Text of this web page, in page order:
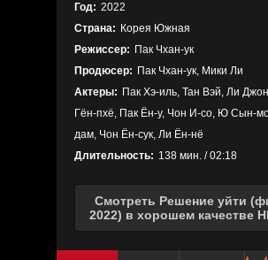
Год: 2022
Страна: Корея Южная
Режиссер: Пак Чхан-ук
Продюсер: Пак Чхан-ук, Мики Ли
Актеры: Пак Хэ-иль, Тан Вэй, Ли
Гён-пхё, Пак Ён-у, Чон И-со, Ю Сын-
дам, Чон Ён-сук, Ли Ён-нё
Длительность: 138 мин. / 02:18
Смотреть Решение уйти
2022) в хорошем качестве